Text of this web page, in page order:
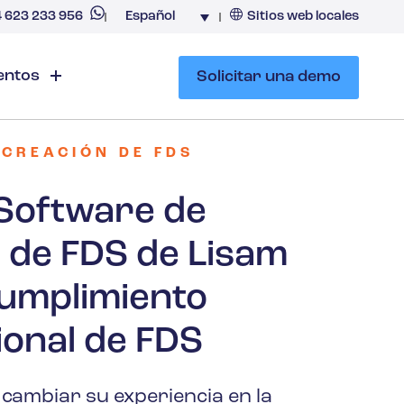
623 233 956 Español Sitios web locales
Solicitar una demo
Introducción
a la gestión
de
productos
Creación y
distribución
de FDS
FDS y
productos
a EHS/ESG
DE FDS
de
FDS de Lisam
de FDS
su experiencia en la